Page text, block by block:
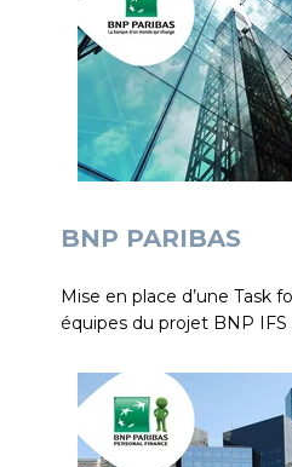
BNP PARIBAS
Mise en place d’une Task
équipes du projet BNP IFS